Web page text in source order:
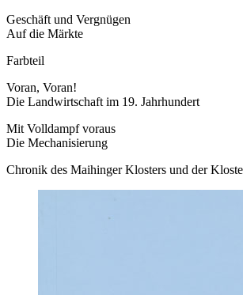
Geschäft und Vergnügen
Auf die Märkte
Farbteil
Voran, Voran!
Die Landwirtschaft im 19. Jahrhundert
Mit Volldampf voraus
Die Mechanisierung
Chronik des Maihinger Klosters und der